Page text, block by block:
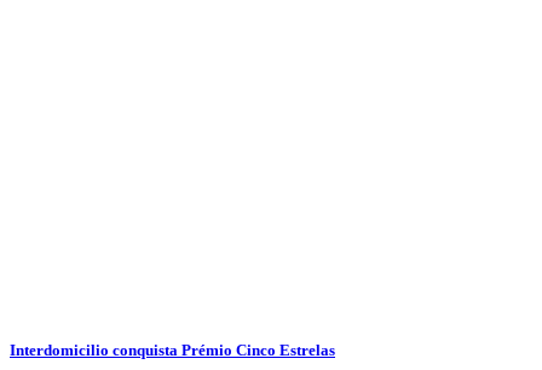
Interdomicilio conquista Prémio Cinco Estrelas